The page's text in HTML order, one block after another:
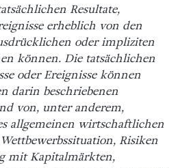
Resultate,
erheblich von den
oder impliziten
können. Die tatsächlichen
oder Ereignisse können
darin beschriebenen
von, unter anderem,
allgemeinen wirtschaftlichen
Risiken
mit Kapitalmärkten,